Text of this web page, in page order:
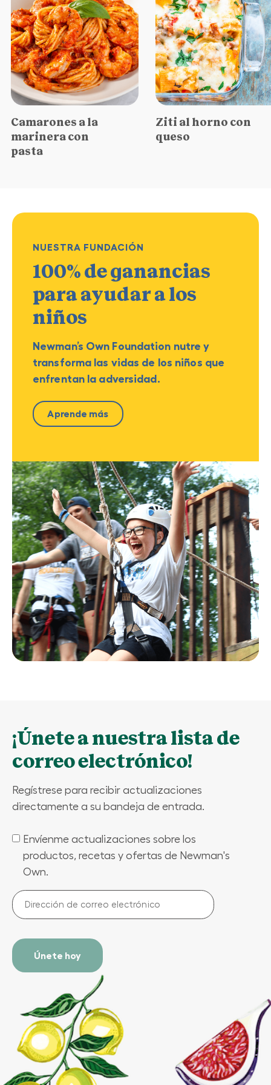
Camarones a la
marinera con
pasta
Ziti al horno con
queso
NUESTRA FUNDACIÓN
100% de ganancias
para ayudar a los
niños
Newman’s Own Foundation nutre y
transforma las vidas de los niños que
enfrentan la adversidad.
Aprende más
¡Únete a nuestra lista de
correo electrónico!
Regístrese para recibir actualizaciones
directamente a su bandeja de entrada.
(Required)
Envíenme actualizaciones sobre los
productos, recetas y ofertas de Newman's
Own.
Dirección
de
electrónico
(Required)